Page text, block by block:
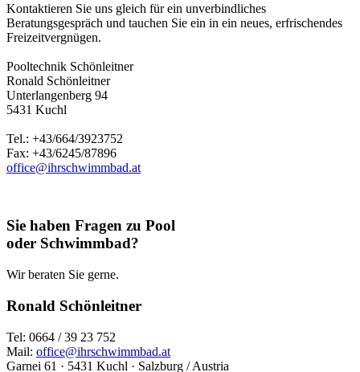
Kontaktieren Sie uns gleich für ein unverbindliches
Beratungsgespräch und tauchen Sie ein in ein neues, erfrischendes
Freizeitvergnügen.
Pooltechnik Schönleitner
Ronald Schönleitner
Unterlangenberg 94
5431 Kuchl
Tel.: +43/664/3923752
Fax: +43/6245/87896
office@ihrschwimmbad.at
Sie haben Fragen zu Pool
oder Schwimmbad?
Wir beraten Sie gerne.
Ronald Schönleitner
Tel: 0664 / 39 23 752
Mail: office@ihrschwimmbad.at
Garnei 61 · 5431 Kuchl · Salzburg / Austria